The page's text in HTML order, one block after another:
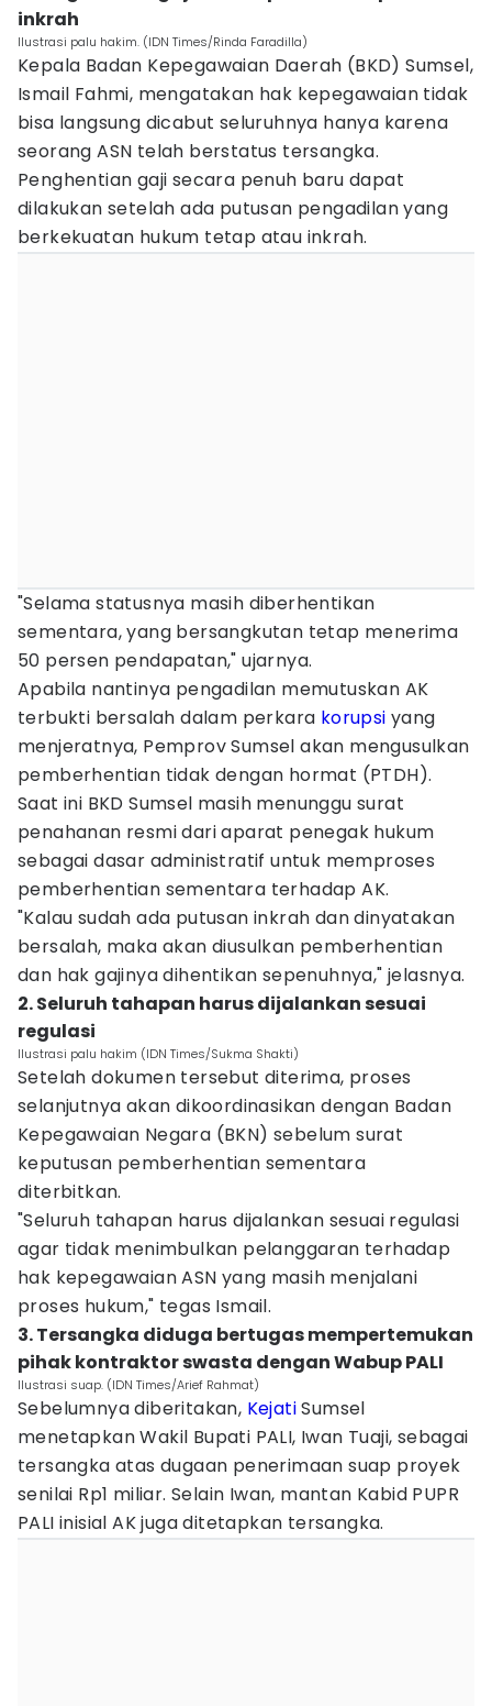
inkrah
Ilustrasi palu hakim. (IDN Times/Rinda Faradilla)
Kepala Badan Kepegawaian Daerah (BKD) Sumsel,
Ismail Fahmi, mengatakan hak kepegawaian tidak
bisa langsung dicabut seluruhnya hanya karena
seorang ASN telah berstatus tersangka.
Penghentian gaji secara penuh baru dapat
dilakukan setelah ada putusan pengadilan yang
berkekuatan hukum tetap atau inkrah.
"Selama statusnya masih diberhentikan
sementara, yang bersangkutan tetap menerima
50 persen pendapatan," ujarnya.
Apabila nantinya pengadilan memutuskan AK
terbukti bersalah dalam perkara korupsi yang
menjeratnya, Pemprov Sumsel akan mengusulkan
pemberhentian tidak dengan hormat (PTDH).
Saat ini BKD Sumsel masih menunggu surat
penahanan resmi dari aparat penegak hukum
sebagai dasar administratif untuk memproses
pemberhentian sementara terhadap AK.
"Kalau sudah ada putusan inkrah dan dinyatakan
bersalah, maka akan diusulkan pemberhentian
dan hak gajinya dihentikan sepenuhnya," jelasnya.
2. Seluruh tahapan harus dijalankan sesuai
regulasi
Ilustrasi palu hakim (IDN Times/Sukma Shakti)
Setelah dokumen tersebut diterima, proses
selanjutnya akan dikoordinasikan dengan Badan
Kepegawaian Negara (BKN) sebelum surat
keputusan pemberhentian sementara
diterbitkan.
"Seluruh tahapan harus dijalankan sesuai regulasi
agar tidak menimbulkan pelanggaran terhadap
hak kepegawaian ASN yang masih menjalani
proses hukum," tegas Ismail.
3. Tersangka diduga bertugas mempertemukan
pihak kontraktor swasta dengan Wabup PALI
Ilustrasi suap. (IDN Times/Arief Rahmat)
Sebelumnya diberitakan, KejatiSumsel
menetapkan Wakil Bupati PALI, Iwan Tuaji, sebagai
tersangka atas dugaan penerimaan suap proyek
senilai Rp1 miliar. Selain Iwan, mantan Kabid PUPR
PALI inisial AK juga ditetapkan tersangka.